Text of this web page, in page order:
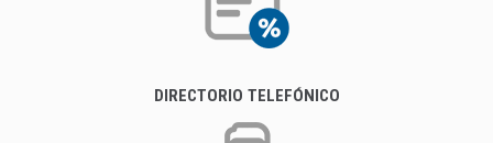
DIRECTORIO TELEFÓNICO